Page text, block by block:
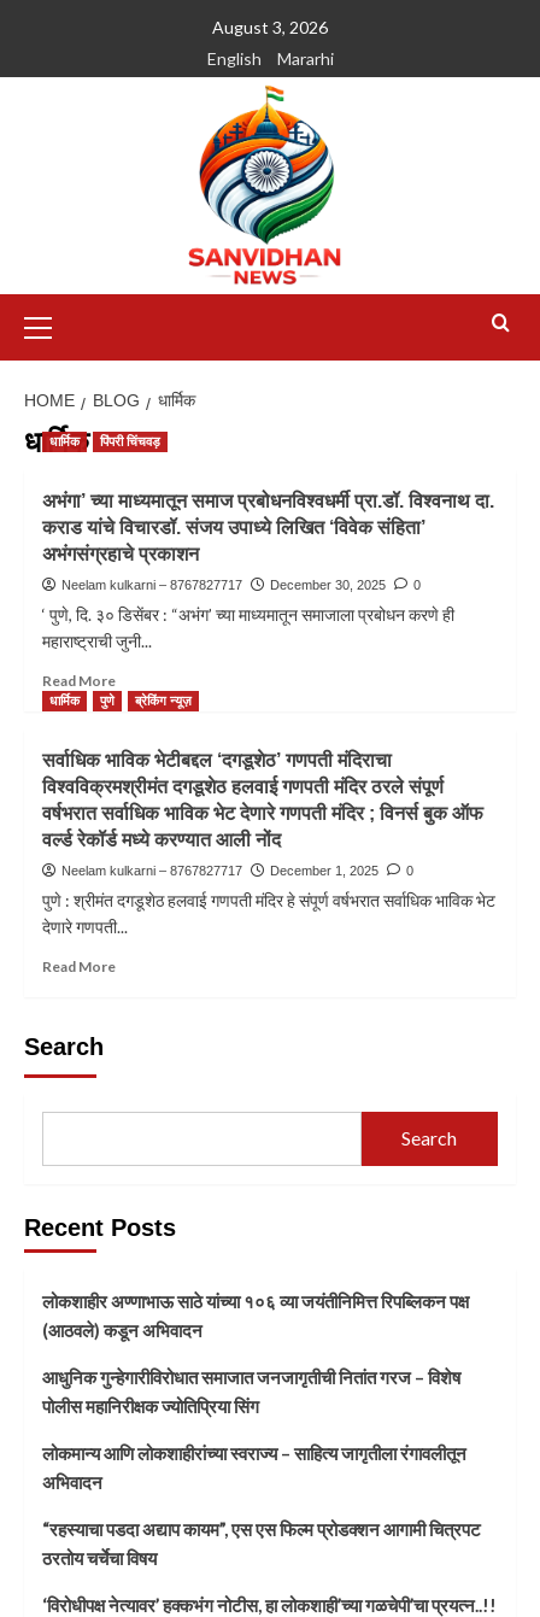
August 3, 2026
English
Mararhi
HOME BLOG धार्मिक
धार्मिक
धार्मिक पिंपरी चिंचवड़
अभंगा’ च्या माध्यमातून समाज प्रबोधनविश्वधर्मी प्रा.डॉ. विश्वनाथ दा.
कराड यांचे विचारडॉ. संजय उपाध्ये लिखित ‘विवेक संहिता’
अभंगसंग्रहाचे प्रकाशन
Neelam kulkarni – 8767827717 December 30, 2025 0
‘ पुणे, दि. ३० डिसेंबर : “अभंग’ च्या माध्यमातून समाजाला प्रबोधन करणे ही
महाराष्ट्राची जुनी...
Read More
धार्मिक पुणे ब्रेकिंग न्यूज़
सर्वाधिक भाविक भेटीबद्दल ‘दगडूशेठ’ गणपती मंदिराचा
विश्वविक्रमश्रीमंत दगडूशेठ हलवाई गणपती मंदिर ठरले संपूर्ण
वर्षभरात सर्वाधिक भाविक भेट देणारे गणपती मंदिर ; विनर्स बुक ऑफ
वर्ल्ड रेकॉर्ड मध्ये करण्यात आली नोंद
Neelam kulkarni – 8767827717 December 1, 2025 0
पुणे : श्रीमंत दगडूशेठ हलवाई गणपती मंदिर हे संपूर्ण वर्षभरात सर्वाधिक भाविक भेट
देणारे गणपती...
Read More
Search
Search
Recent Posts
लोकशाहीर अण्णाभाऊ साठे यांच्या १०६ व्या जयंतीनिमित्त रिपब्लिकन पक्ष
(आठवले) कडून अभिवादन
आधुनिक गुन्हेगारीविरोधात समाजात जनजागृतीची नितांत गरज – विशेष
पोलीस महानिरीक्षक ज्योतिप्रिया सिंग
लोकमान्य आणि लोकशाहीरांच्या स्वराज्य – साहित्य जागृतीला रंगावलीतून
अभिवादन
“रहस्याचा पडदा अद्याप कायम”, एस एस फिल्म प्रोडक्शन आगामी चित्रपट
ठरतोय चर्चेचा विषय
‘विरोधीपक्ष नेत्यावर’ हक्कभंग नोटीस, हा लोकशाही’च्या गळचेपी’चा प्रयत्न..!!